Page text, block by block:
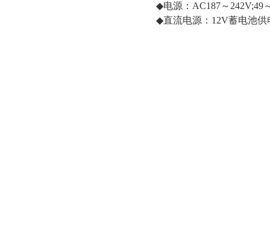
◆电源：AC187～242V;49
◆直流电源：12V蓄电池供